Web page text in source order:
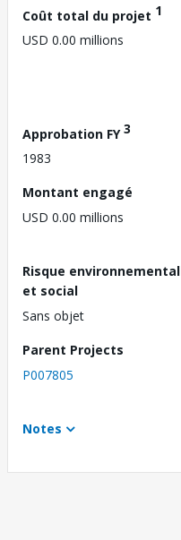
Coût total du projet 1
USD 0.00 millions
Approbation FY3
1983
Montant engagé
USD 0.00 millions
Risque environnemental
et social
Sans objet
Parent Projects
P007805
Notes